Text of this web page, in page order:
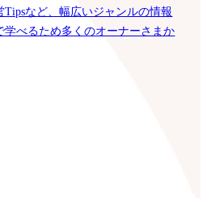
など、幅広いジャンルの情報
学べるため多くのオーナーさまか